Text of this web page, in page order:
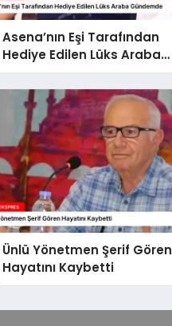
Asena’nın Eşi Tarafından
Hediye Edilen Lüks Araba
Gündemde
Ünlü Yönetmen Şerif Gören
Hayatını Kaybetti